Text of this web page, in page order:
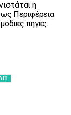
η
Περιφέρεια
πηγές.